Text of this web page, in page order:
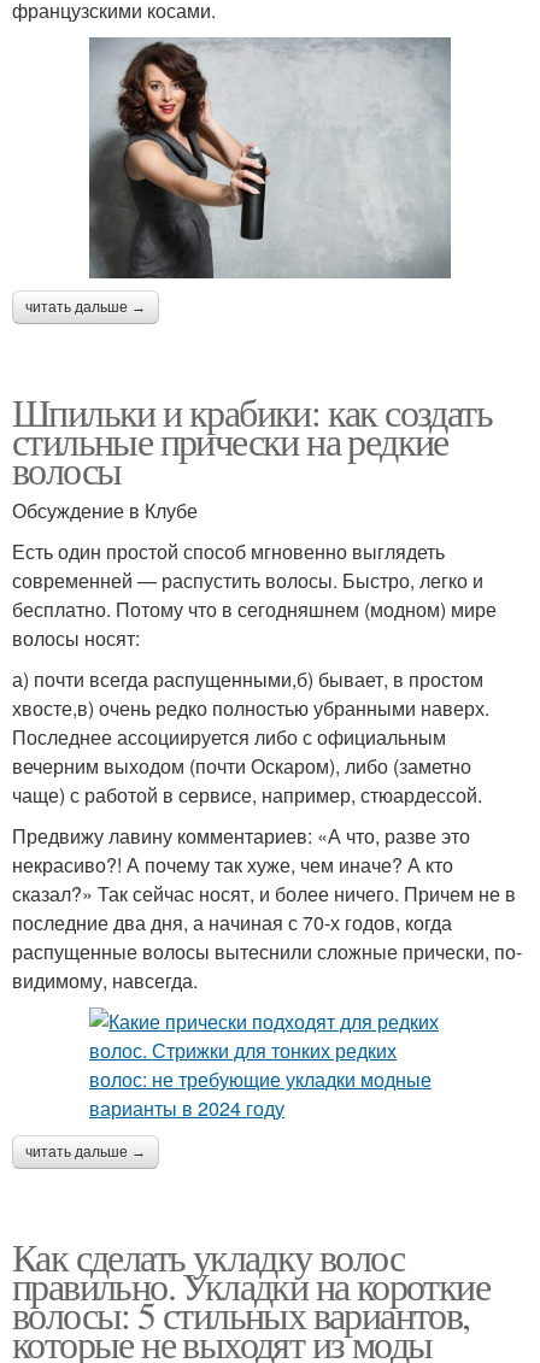
французскими косами.
читать дальше →
Шпильки и крабики: как создать
стильные прически на редкие
волосы
Обсуждение в Клубе
Есть один простой способ мгновенно выглядеть
современней — распустить волосы. Быстро, легко и
бесплатно. Потому что в сегодняшнем (модном) мире
волосы носят:
а) почти всегда распущенными,б) бывает, в простом
хвосте,в) очень редко полностью убранными наверх.
Последнее ассоциируется либо с официальным
вечерним выходом (почти Оскаром), либо (заметно
чаще) с работой в сервисе, например, стюардессой.
Предвижу лавину комментариев: «А что, разве это
некрасиво?! А почему так хуже, чем иначе? А кто
сказал?» Так сейчас носят, и более ничего. Причем не в
последние два дня, а начиная с 70-х годов, когда
распущенные волосы вытеснили сложные прически, по-
видимому, навсегда.
читать дальше →
Как сделать укладку волос
правильно. Укладки на короткие
волосы: 5 стильных вариантов,
которые не выходят из моды